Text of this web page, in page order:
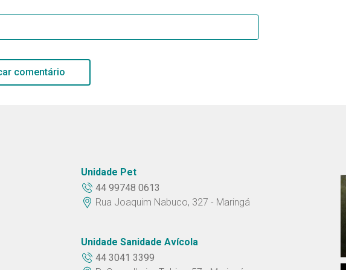
Unidade Pet
44 99748 0613
Rua Joaquim Nabuco, 327 - Maringá
Unidade Sanidade Avícola
44 3041 3399